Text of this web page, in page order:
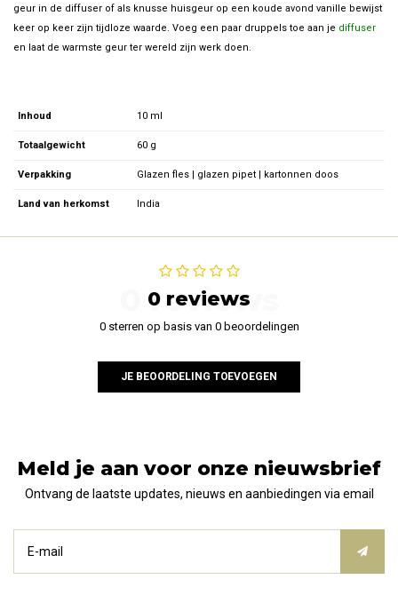
geur in de diffuser of als knusse huisgeur op een koude avond vanille bewijst
keer op keer zijn tijdloze waarde. Voeg een paar druppels toe aan je diffuser
en laat de warmste geur ter wereld zijn werk doen.
Inhoud 10 ml
Totaalgewicht 60 g
Verpakking Glazen fles | glazen pipet | kartonnen doos
Land van herkomst India
0 reviews
0 reviews
0 sterren op basis van 0 beoordelingen
JE BEOORDELING TOEVOEGEN
Meld je aan voor onze nieuwsbrief
Ontvang de laatste updates, nieuws en aanbiedingen via email